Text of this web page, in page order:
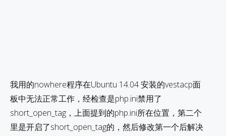
我用的nowhere程序在Ubuntu 14.04 安装的vestacp面
板中无法正常工作，经检查是php.ini禁用了
short_open_tag，上面提到的php.ini所在位置，第二个
里是开启了short_open_tag的，然后修改第一个后解决